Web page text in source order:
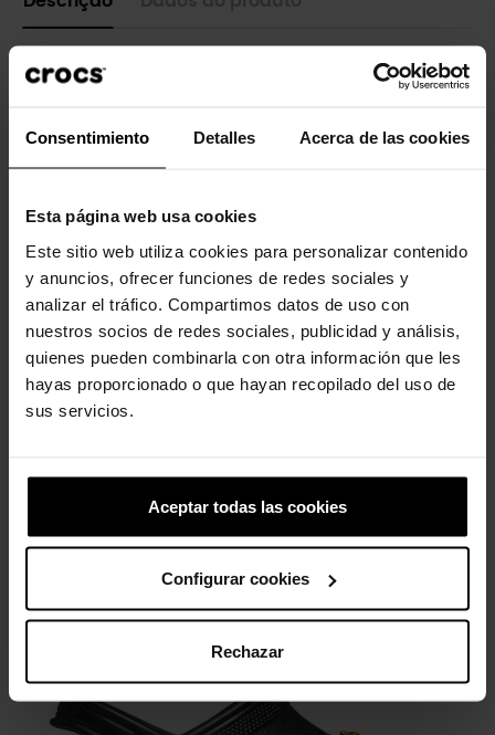
Consentimiento Detalles Acerca de las cookies
Esta página web usa cookies
Este sitio web utiliza cookies para personalizar contenido
y anuncios, ofrecer funciones de redes sociales y
analizar el tráfico. Compartimos datos de uso con
nuestros socios de redes sociales, publicidad y análisis,
quienes pueden combinarla con otra información que les
hayas proporcionado o que hayan recopilado del uso de
sus servicios.
Aceptar todas las cookies
Configurar cookies
Rechazar
Puede que el Sr. Grinch sea un poco malvado, pero estos
zuecos clásicos con forro son encantadores y cómodos para la
- Forro cálido por dentro y por fuera.
- Correa giratoria en el talón.
- Ideales para interior y exterior.
- Dual Crocs Comfort™: soporte maravilloso. Suaves.
Comodidad envolvente.